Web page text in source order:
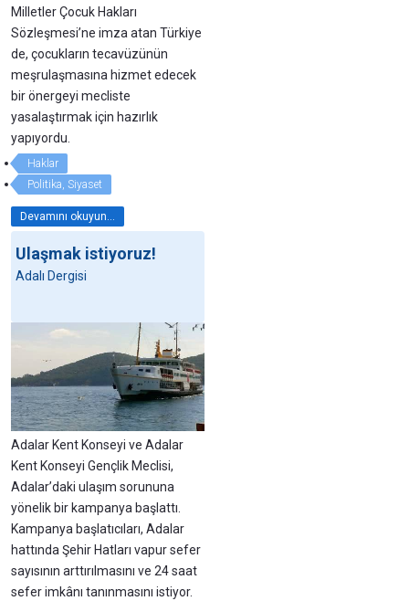
Milletler Çocuk Hakları
Sözleşmesi’ne imza atan Türkiye
de, çocukların tecavüzünün
meşrulaşmasına hizmet edecek
bir önergeyi mecliste
yasalaştırmak için hazırlık
yapıyordu.
Haklar
Politika, Siyaset
Devamını okuyun...
Ulaşmak istiyoruz!
Adalı Dergisi
Adalar Kent Konseyi ve Adalar
Kent Konseyi Gençlik Meclisi,
Adalar’daki ulaşım sorununa
yönelik bir kampanya başlattı.
Kampanya başlatıcıları, Adalar
hattında Şehir Hatları vapur sefer
sayısının arttırılmasını ve 24 saat
sefer imkânı tanınmasını istiyor.